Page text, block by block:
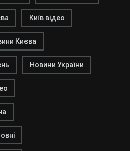
Київ відео
Києва
Новини України